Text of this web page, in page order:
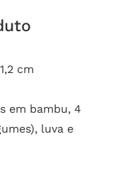
cm
em bambu, 4
luva e